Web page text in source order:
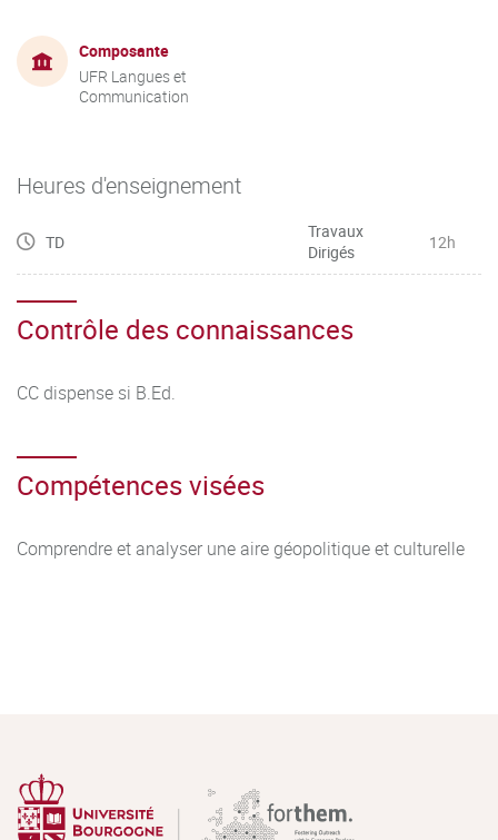
Composante
UFR Langues et
Communication
Heures d'enseignement
TD
Travaux
Dirigés
12h
Contrôle des connaissances
CC dispense si B.Ed.
Compétences visées
Comprendre et analyser une aire géopolitique et culturelle